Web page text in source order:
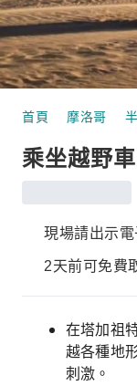
首頁 摩洛哥
乘坐越野
現場請出示
2天前可免費
在塔加祖
越各種地
刺激。